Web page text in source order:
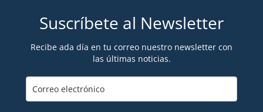
Suscríbete al Newsletter
Recibe ada día en tu correo nuestro newsletter con
las últimas noticias.